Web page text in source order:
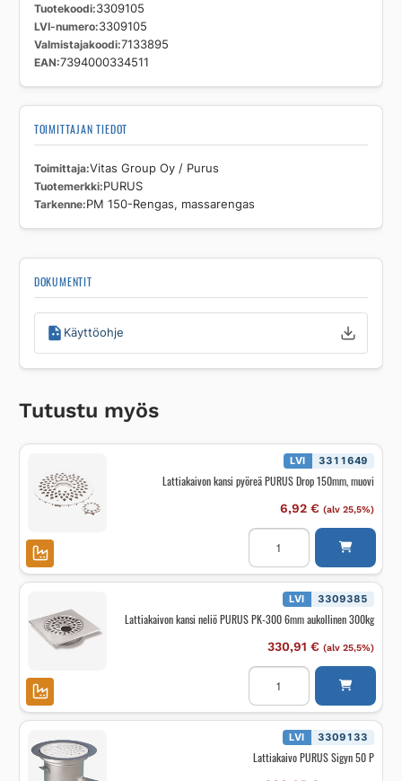
Tuotekoodi 3309105
LVI-numero 3309105
Valmistajakoodi 7133895
EAN 7394000334511
TOIMITTAJAN TIEDOT
Toimittaja Vitas Group Oy / Purus
Tuotemerkki PURUS
Tarkenne PM 150-Rengas, massarengas
DOKUMENTIT
Käyttöohje
Tutustu myös
LVI 3311649
Lattiakaivon kansi pyöreä PURUS Drop 150mm, muovi
6,92 € (alv 25,5%)
Lattiakaivon
kansi
PURUS
Drop
150mm,
määrä
LVI 3309385
Lattiakaivon kansi neliö PURUS PK-300 6mm aukollinen 300kg
330,91 € (alv 25,5%)
Lattiakaivon
kansi
PURUS
PK-
aukollinen
LVI 3309133
Lattiakaivo PURUS Sigyn 50 P